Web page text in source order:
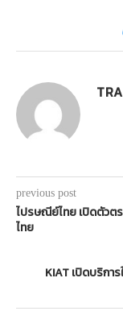
previous post
ไปรษณีย์ไทย เปิดตัวต
ไทย
KIAT เปิดบริกา